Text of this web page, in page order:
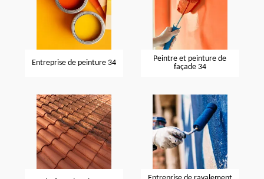
Entreprise de peinture 34
Peintre et peinture de
façade 34